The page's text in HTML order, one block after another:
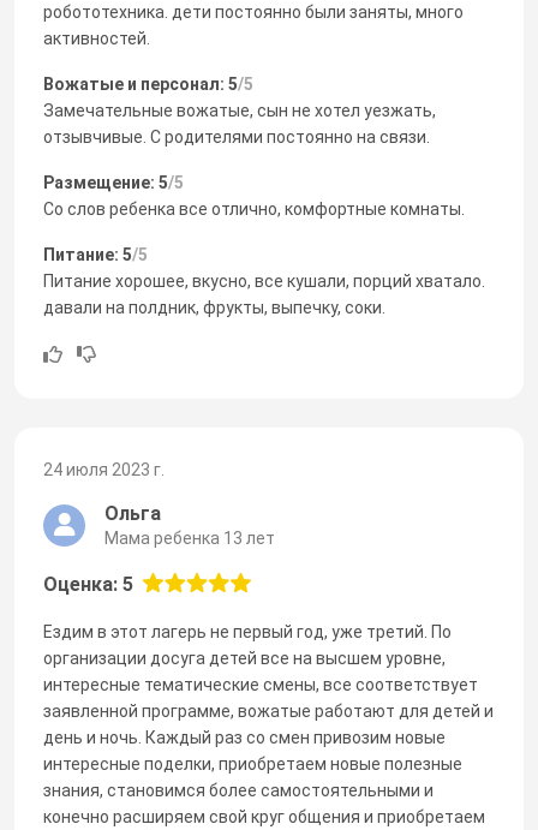
робототехника. дети постоянно были заняты, много
активностей.
Вожатые и персонал: 5/5
Замечательные вожатые, сын не хотел уезжать,
отзывчивые. С родителями постоянно на связи.
Размещение: 5/5
Со слов ребенка все отлично, комфортные комнаты.
Питание: 5/5
Питание хорошее, вкусно, все кушали, порций хватало.
давали на полдник, фрукты, выпечку, соки.
24 июля 2023 г.
Ольга
Мама ребенка 13 лет
Оценка: 5
Ездим в этот лагерь не первый год, уже третий. По
организации досуга детей все на высшем уровне,
интересные тематические смены, все соответствует
заявленной программе, вожатые работают для детей и
день и ночь. Каждый раз со смен привозим новые
интересные поделки, приобретаем новые полезные
знания, становимся более самостоятельными и
конечно расширяем свой круг общения и приобретаем